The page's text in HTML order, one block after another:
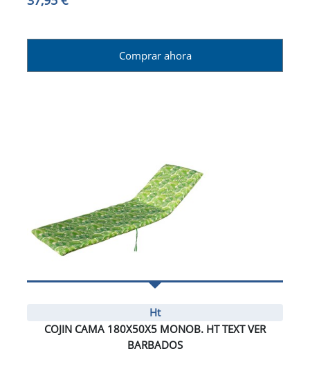
Comprar ahora
Ht
COJIN CAMA 180X50X5 MONOB. HT TEXT VER
BARBADOS